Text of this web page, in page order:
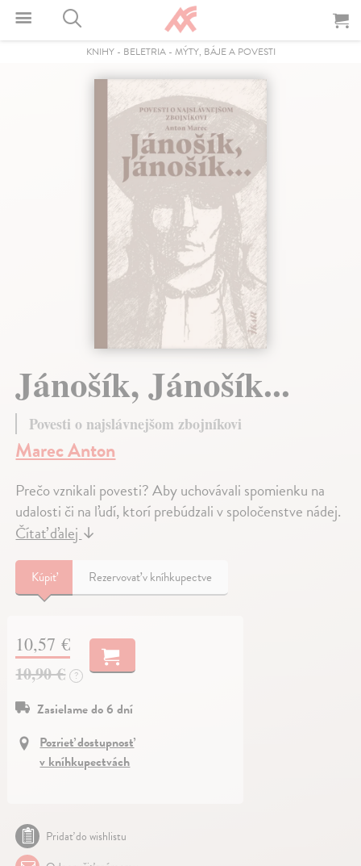
KNIHY- BELETRIA- MÝTY, BÁJE A POVESTI
Jánošík, Jánošík...
Povesti o najslávnejšom zbojníkovi
Marec Anton
Prečo vznikali povesti? Aby uchovávali spomienku na
udalosti či na ľudí, ktorí prebúdzali v spoločenstve nádej.
Čítať ďalej↓
Kúpiť Rezervovať v kníhkupectve
10,57 €
10,90 € ?
Zasielame do 6 dní
Pozrieť dostupnosť
v kníhkupectvách
Pridať do wishlistu